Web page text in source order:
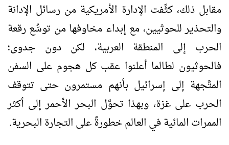
مقابل ذلك، كثَّفت الإدارة الأمريكية من رسائل الإدانة
والتحذير للحوثيين، مع إبداء مخاوفها من توسُّع رقعة
الحرب إلى المنطقة العربية، لكن دون جدوى؛
فالحوثيون لطالما أعلنوا عقب كل هجوم على السفن
المتَّجهة إلى إسرائيل بأنهم مستمرون حتى تتوقف
الحرب على غزة، وبهذا تحوَّل البحر الأحمر إلى أكثر
الممرات المائية في العالم خطورةً على التجارة البحرية.